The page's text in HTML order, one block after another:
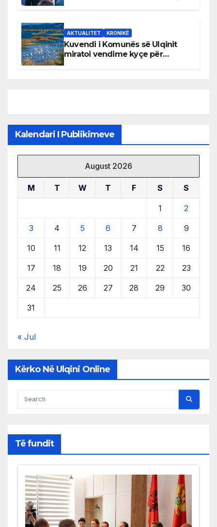
AKTUALITET KRONIKË
Kuvendi i Komunës së Ulqinit
miratoi vendime kyçe për
Kalendari I Publikimeve
August 2026
M T W T F S S
1 2
3 4 5 6 7 8 9
10 11 12 13 14 15 16
17 18 19 20 21 22 23
24 25 26 27 28 29 30
31
« Jul
Kërko Në Ulqini Online
Të fundit